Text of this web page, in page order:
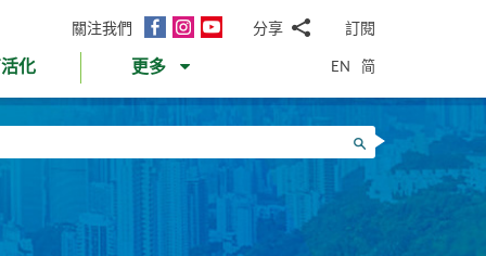
關注我們
面
InstagramYouTube分享
郵WhatsApp
微
信
面
書Twitter
LinkedIn
微
訂閱
化 更多 EN 简
搜尋